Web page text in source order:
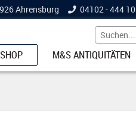
Ahrensburg 04102 - 444 10
M&S ANTIQUITÄTEN